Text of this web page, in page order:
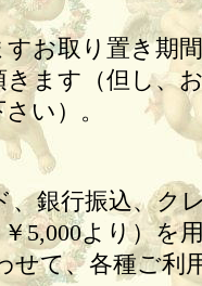
お取り置き期
ます（但し、
い）。
、銀行振込、ク
5,000より）を
せて、各種ご利